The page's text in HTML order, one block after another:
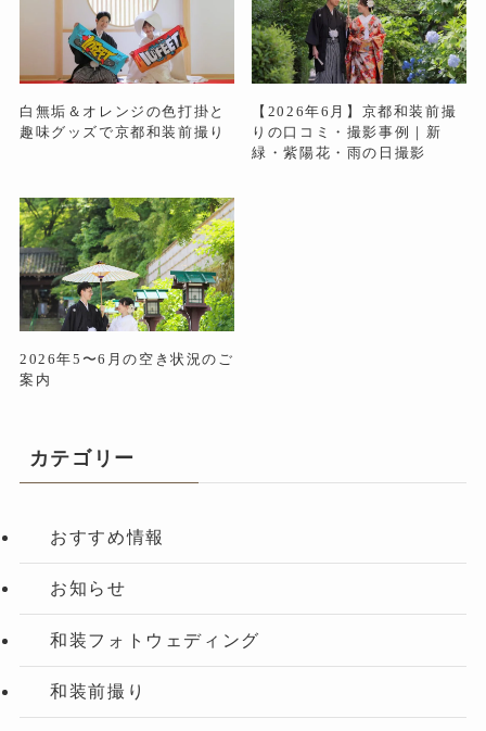
白無垢＆オレンジの色打掛と
趣味グッズで京都和装前撮り
【2026年6月】京都和装前撮
りの口コミ・撮影事例｜新
緑・紫陽花・雨の日撮影
2026年5〜6月の空き状況のご
案内
カテゴリー
おすすめ情報
お知らせ
和装フォトウェディング
和装前撮り